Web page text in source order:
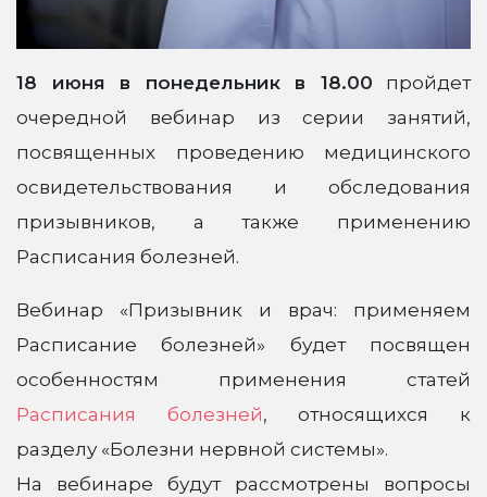
18 июня в понедельник в 18.00 пройдет
очередной вебинар из серии занятий,
посвященных проведению медицинского
освидетельствования и обследования
призывников, а также применению
Расписания болезней.
Вебинар «Призывник и врач: применяем
Расписание болезней» будет посвящен
особенностям применения статей
Расписания болезней, относящихся к
разделу «Болезни нервной системы».
На вебинаре будут рассмотрены вопросы